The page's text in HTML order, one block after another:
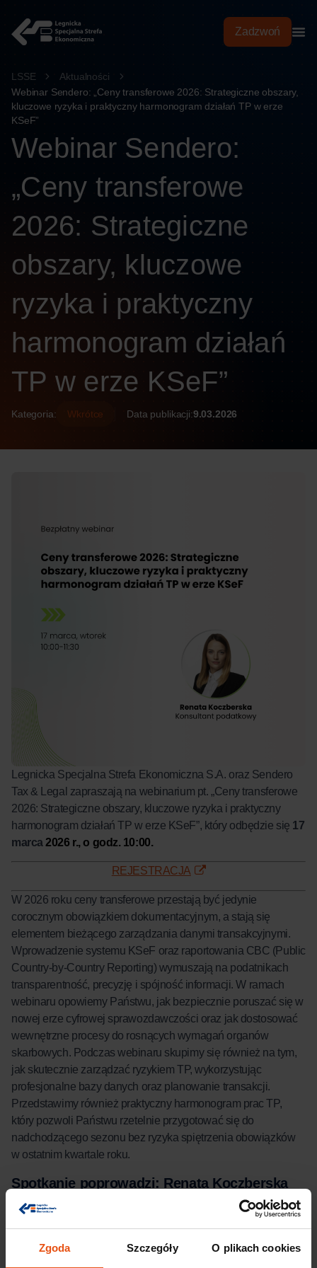
Zgoda Szczegóły O plikach cookies
treści
Zadzwoń
LSSE
Aktualności
Webinar Sendero: „Ceny transferowe 2026: Strategiczne obszary,
kluczowe ryzyka i praktyczny harmonogram działań TP w erze
KSeF”
Webinar Sendero:
„Ceny transferowe
2026: Strategiczne
obszary, kluczowe
ryzyka i praktyczny
harmonogram działań
TP w erze KSeF”
Kategoria: Wkrótce Data publikacji:9.03.2026
Legnicka Specjalna Strefa Ekonomiczna S.A. oraz Sendero
Tax & Legal zapraszają na webinarium pt. „Ceny transferowe
2026: Strategiczne obszary, kluczowe ryzyka i praktyczny
harmonogram działań TP w erze KSeF”, który odbędzie się 17
marca 2026 r., o godz. 10:00.
REJESTRACJA
W 2026 roku ceny transferowe przestają być jedynie
corocznym obowiązkiem dokumentacyjnym, a stają się
elementem bieżącego zarządzania danymi transakcyjnymi.
Wprowadzenie systemu KSeF oraz raportowania CBC (Public
Country-by-Country Reporting) wymuszają na podatnikach
transparentność, precyzję i spójność informacji. W ramach
webinaru opowiemy Państwu, jak bezpiecznie poruszać się w
nowej erze cyfrowej sprawozdawczości oraz jak dostosować
wewnętrzne procesy do rosnących wymagań organów
skarbowych. Podczas webinaru skupimy się również na tym,
jak skutecznie zarządzać ryzykiem TP, wykorzystując
profesjonalne bazy danych oraz planowanie transakcji.
Przedstawimy również praktyczny harmonogram prac TP,
który pozwoli Państwu rzetelnie przygotować się do
nadchodzącego sezonu bez ryzyka spiętrzenia obowiązków
w ostatnim kwartale roku.
Spotkanie poprowadzi: Renata Koczberska
Prowadzi webinary i zapewnia wsparcie zespołowi doradców
podatkowych w projektach związanych z tematyką cen
transferowych.